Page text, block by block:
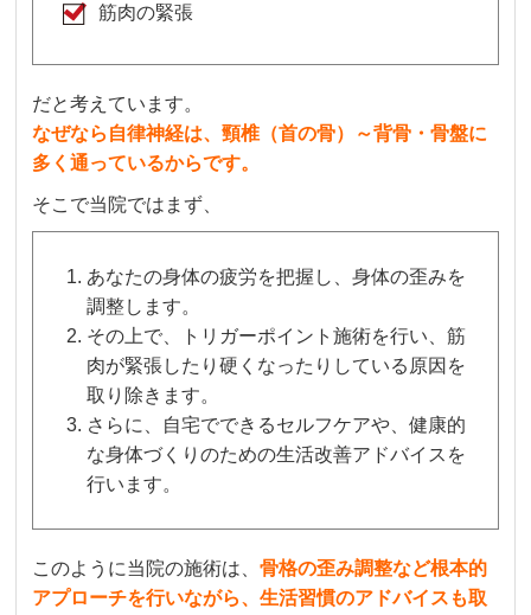
筋肉の緊張
だと考えています。
なぜなら自律神経は、頸椎（首の骨）～背骨・骨盤に
多く通っているからです。
そこで当院ではまず、
あなたの身体の疲労を把握し、身体の歪みを
調整します。
その上で、トリガーポイント施術を行い、筋
肉が緊張したり硬くなったりしている原因を
取り除きます。
さらに、自宅でできるセルフケアや、健康的
な身体づくりのための生活改善アドバイスを
行います。
このように当院の施術は、骨格の歪み調整など根本的
アプローチを行いながら、生活習慣のアドバイスも取